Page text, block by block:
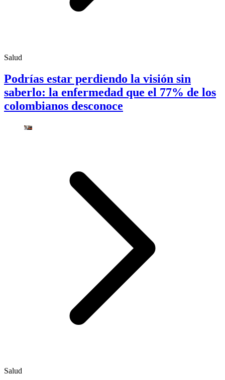
Salud
Podrías estar perdiendo la visión sin
saberlo: la enfermedad que el 77% de los
colombianos desconoce
Salud